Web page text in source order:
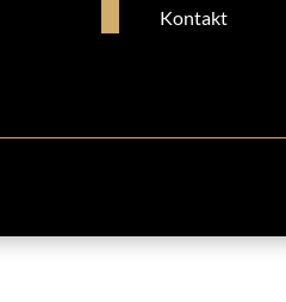
Kontakt